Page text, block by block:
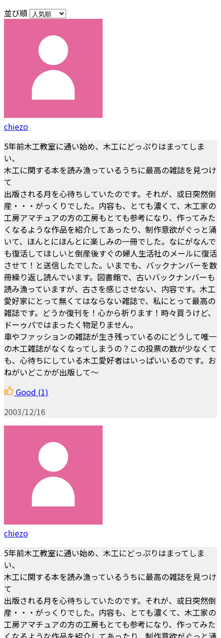
並び順
chiezo
5年前木工教室に通い始め、木工にどっぷりはまってしま
い、
木工に関する本を読み漁っているうちに最高の雑誌を見つけ
て
出版される月を心待ちしていたのです。それが、或日突然倒
産・・・がっくりでした。内容も、とても濃くて、木工家の
工房アマチュアの方の工房もとても参考になり、作ってみた
くなるような作品を紹介してあったり、制作意欲がぐっと涌
いて、ほんとにほんとに楽しみの一冊でした。なにがなんで
も復活してほしいと倒産後すぐの婦人生活社のメールに復活
させて！と送信したでした。いまでも、バックナンバーを数
冊繰り返し読んでいます。図書館で、古いバックナンバーも
読み漁っていますが、古さを感じさせない、内容です。木工
愛好家にとって無くてはならない雑誌で、私にとって最高の
雑誌です。どうか復刊を！心から祈ります！時々買うけど、
ドーゥパではまったく物足りません。
車やファッションの雑誌が生き残っているのにどうして唯一
の木工雑誌がなくなってしまうの？この投票の数が少なくて
も、心待ちにしている木工愛好者はいっぱいいるのです。お
ねがいどこかが出版して～
Good (1)
2003/12/16
chiezo
5年前木工教室に通い始め、木工にどっぷりはまってしま
い、
木工に関する本を読み漁っているうちに最高の雑誌を見つけ
て
出版される月を心待ちしていたのです。それが、或日突然倒
産・・・がっくりでした。内容も、とても濃くて、木工家の
工房アマチュアの方の工房もとても参考になり、作ってみた